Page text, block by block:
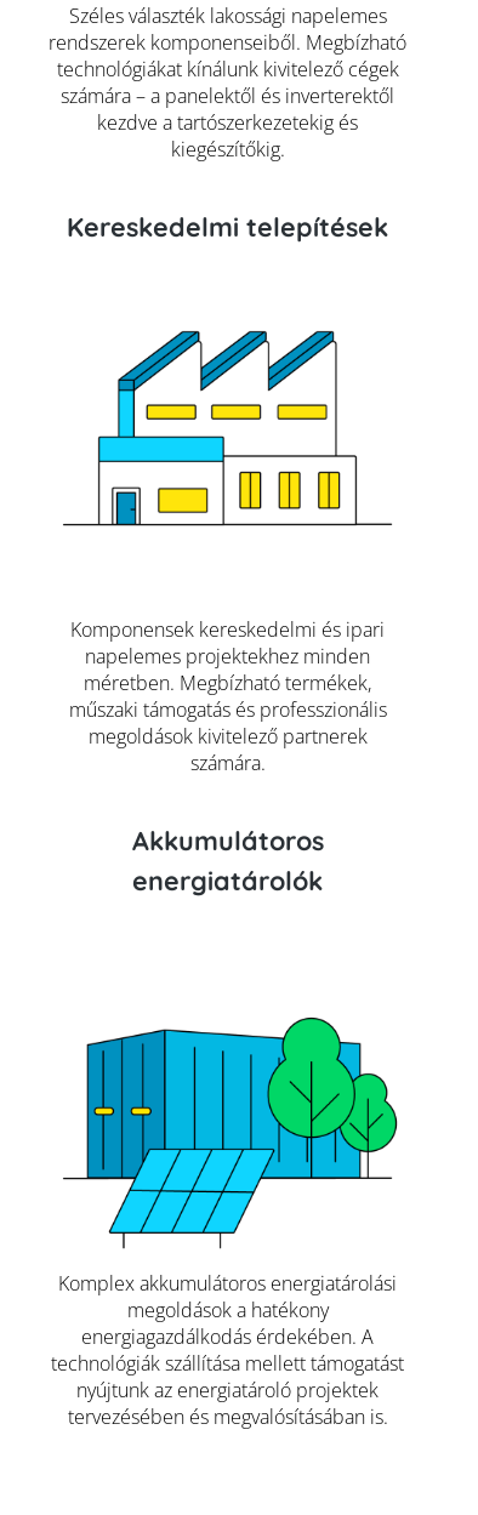
Széles választék lakossági napelemes
rendszerek komponenseiből. Megbízható
technológiákat kínálunk kivitelező cégek
számára – a panelektől és inverterektől
kezdve a tartószerkezetekig és
kiegészítőkig.
Kereskedelmi telepítések
Komponensek kereskedelmi és ipari
napelemes projektekhez minden
méretben. Megbízható termékek,
műszaki támogatás és professzionális
megoldások kivitelező partnerek
számára.
Akkumulátoros
energiatárolók
Komplex akkumulátoros energiatárolási
megoldások a hatékony
energiagazdálkodás érdekében. A
technológiák szállítása mellett támogatást
nyújtunk az energiatároló projektek
tervezésében és megvalósításában is.